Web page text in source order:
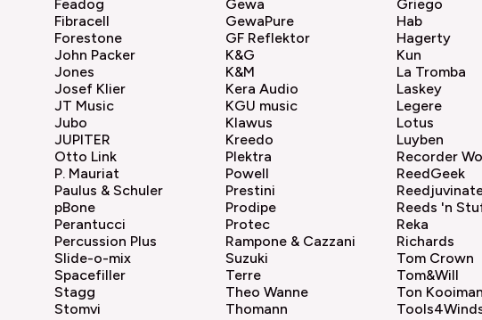
Feadog
Fibracell
Forestone
Gewa
GewaPure
GF Reflektor
Griego
Hab
Hagerty
John Packer
Jones
Josef Klier
JT Music
Jubo
JUPITER
K&G
K&M
Kera Audio
KGU music
Klawus
Kreedo
Kun
La Tromba
Laskey
Legere
Lotus
Luyben
Otto Link
P. Mauriat
Paulus & Schuler
pBone
Perantucci
Percussion Plus
Plektra
Powell
Prestini
Prodipe
Protec
Rampone & Cazzani
Recorder
ReedGeek
Reeds 'n
Reka
Richards
Slide-o-mix
Spacefiller
Stagg
Stomvi
Suzuki
Terre
Theo Wanne
Thomann
Tom Crown
Tom&Will
Ton Kooiman